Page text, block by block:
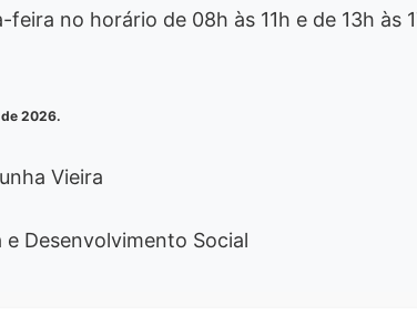
no horário de 08h às 11h e de 13h às
de 2026.
Vieira
Desenvolvimento Social